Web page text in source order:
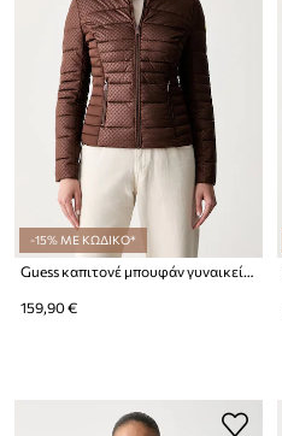
-15% ΜΕ ΚΩΔΙΚΟ*
159,90 €